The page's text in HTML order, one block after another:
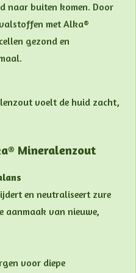
naar buiten komen. Door
met Alka®
gezond en
voelt de huid zacht,
Mineralenzout
en neutraliseert zure
aanmaak van nieuwe,
voor diepe